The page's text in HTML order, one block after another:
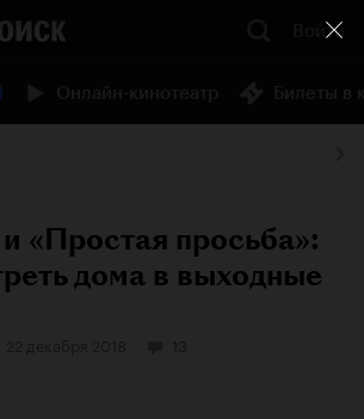
Войти
«Простая просьба»:
дома в выходные